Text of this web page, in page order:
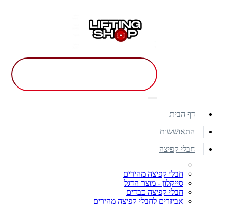
דף הבית
התאוששות
חבלי קפיצה
חבלי קפיצה מהירים
סייקלון - מוצר הדגל
חבלי קפיצה כבדים
אביזרים לחבלי קפיצה מהירים